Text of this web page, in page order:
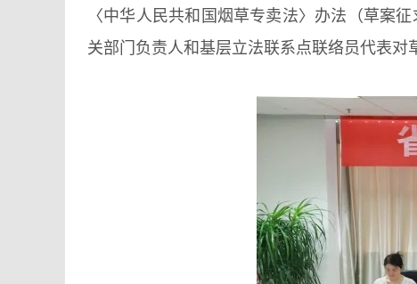
〈中华人民共和国烟草专卖法〉办法（草案
关部门负责人和基层立法联系点联络员代表对